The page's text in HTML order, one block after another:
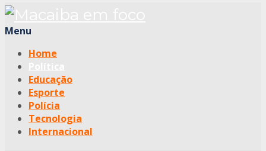
Menu
Home
Educação
Esporte
Polícia
Tecnologia
Internacional